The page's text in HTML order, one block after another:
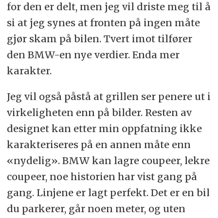
for den er delt, men jeg vil driste meg til å
si at jeg synes at fronten på ingen måte
gjør skam på bilen. Tvert imot tilfører
den BMW-en nye verdier. Enda mer
karakter.
Jeg vil også påstå at grillen ser penere ut i
virkeligheten enn på bilder. Resten av
designet kan etter min oppfatning ikke
karakteriseres på en annen måte enn
«nydelig». BMW kan lagre coupeer, lekre
coupeer, noe historien har vist gang på
gang. Linjene er lagt perfekt. Det er en bil
du parkerer, går noen meter, og uten